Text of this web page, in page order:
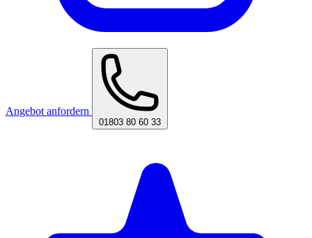
Angebot anfordern
01803 80 60 33